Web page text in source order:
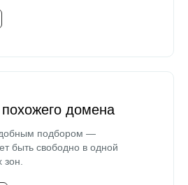
похожего домена
подбором —
быть свободно в одной